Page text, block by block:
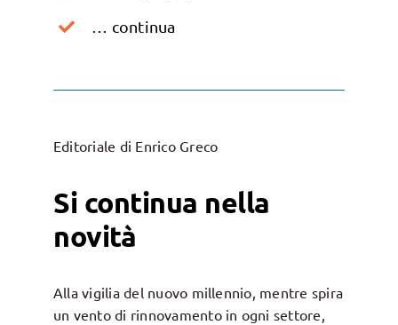
… continua
Editoriale di Enrico Greco
Si continua nella
novità
Alla vigilia del nuovo millennio, mentre spira
un vento di rinnovamento in ogni settore,